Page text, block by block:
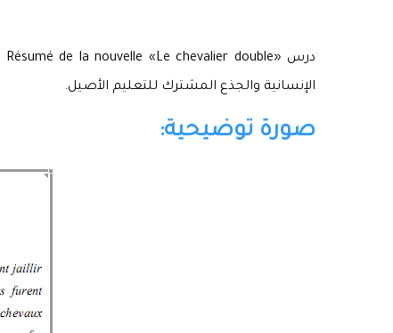
الإنسانية والجذع المشترك للتعليم الأصيل.
صورة توضيحية: